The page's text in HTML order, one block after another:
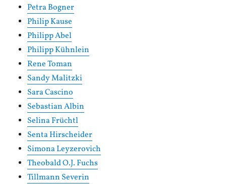
Petra Bogner
Philip Kause
Philipp Abel
Philipp Kühnlein
Rene Toman
Sandy Malitzki
Sara Cascino
Sebastian Albin
Selina Früchtl
Senta Hirscheider
Simona Leyzerovich
Theobald O.J. Fuchs
Tillmann Severin